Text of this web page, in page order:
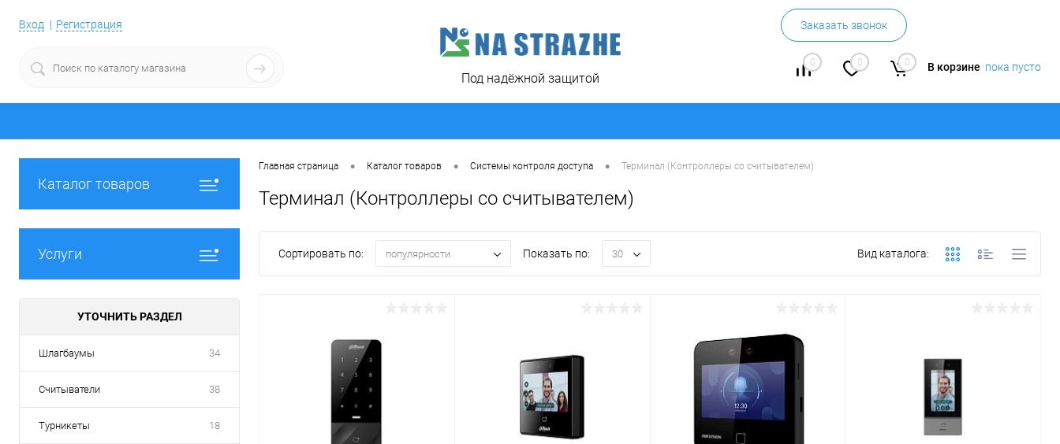
Вход Регистрация Заказать звонок
0 0 0 В корзине пока пусто
Под надёжной защитой
Каталог товаров
Услуги
УТОЧНИТЬ РАЗДЕЛ
Шлагбаумы 34
Считыватели 38
Турникеты 18
Главная страница • Каталог товаров • Системы контроля доступа • Терминал (Контроллеры со считывателем)
Терминал (Контроллеры со считывателем)
Сортировать по: популярности Показать по: 30 Вид каталога: